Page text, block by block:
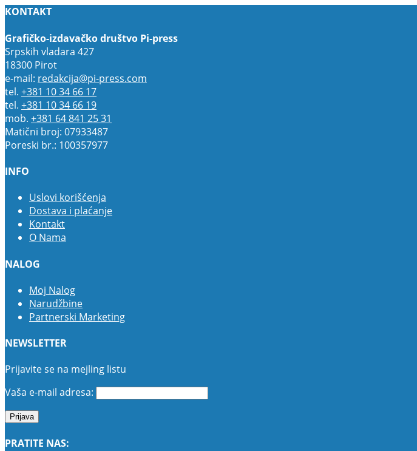
KONTAKT
Grafičko-izdavačko društvo Pi-press
Srpskih vladara 427
18300 Pirot
e-mail: redakcija@pi-press.com
tel. +381 10 34 66 17
tel. +381 10 34 66 19
mob. +381 64 841 25 31
Matični broj: 07933487
Poreski br.: 100357977
INFO
Uslovi korišćenja
Dostava i plaćanje
Kontakt
O Nama
NALOG
Moj Nalog
Narudžbine
Partnerski Marketing
NEWSLETTER
Prijavite se na mejling listu
Vaša e-mail adresa:
PRATITE NAS: